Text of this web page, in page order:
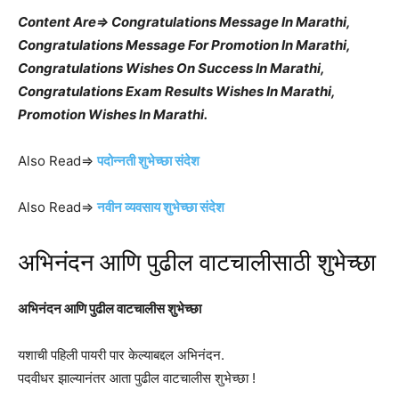
Content Are⇒ Congratulations Message In Marathi,
Congratulations Message For Promotion In Marathi,
Congratulations Wishes On Success In Marathi,
Congratulations Exam Results Wishes In Marathi,
Promotion Wishes In Marathi.
Also Read⇒पदोन्नती शुभेच्छा संदेश
Also Read⇒नवीन व्यवसाय शुभेच्छा संदेश
अभिनंदन आणि पुढील वाटचालीसाठी शुभेच्छा
अभिनंदन आणि पुढील वाटचालीस शुभेच्छा
यशाची पहिली पायरी पार केल्याबद्दल अभिनंदन.
पदवीधर झाल्यानंतर आता पुढील वाटचालीस शुभेच्छा !